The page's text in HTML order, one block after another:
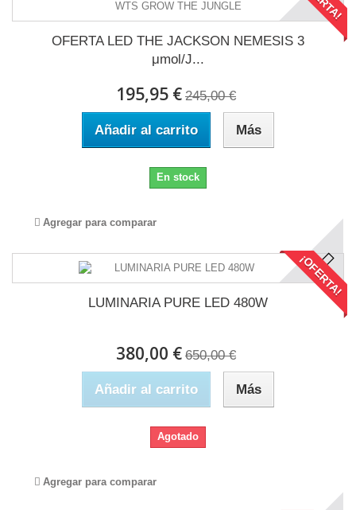
OFERTA LED THE JACKSON NEMESIS 3
μmol/J...
195,95 € 245,00 €
Añadir al carrito Más
En stock
Agregar para comparar
¡OFERTA!
LUMINARIA PURE LED 480W
380,00 € 650,00 €
Añadir al carrito Más
Agotado
Agregar para comparar